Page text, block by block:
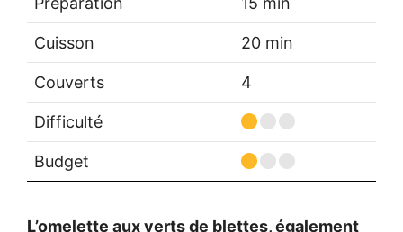
Cuisson 20 min
Couverts 4
Difficulté
Budget
L’omelette aux verts de blettes, également